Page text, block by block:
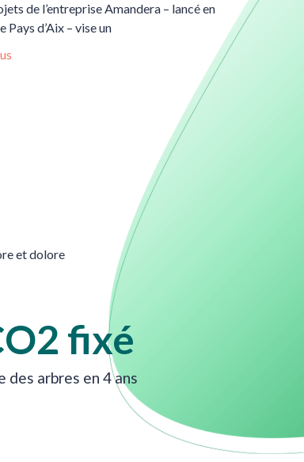
de l’entreprise Amandera – lancé en
Pays d’Aix – vise un
et dolore
fixé
arbres en 4 ans